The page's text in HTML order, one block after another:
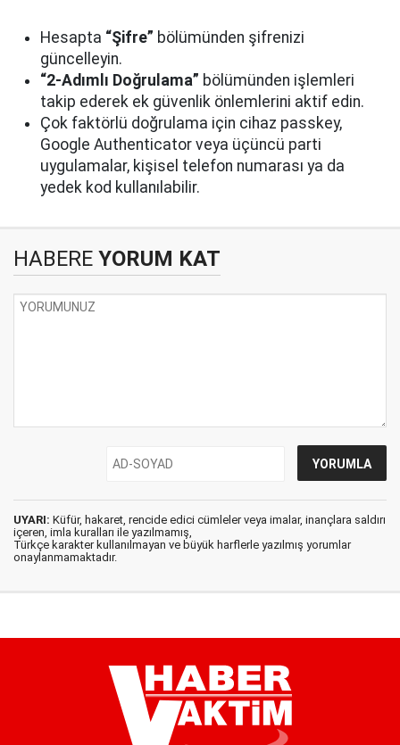
Hesapta “Şifre” bölümünden şifrenizi
güncelleyin.
“2-Adımlı Doğrulama” bölümünden işlemleri
takip ederek ek güvenlik önlemlerini aktif edin.
Çok faktörlü doğrulama için cihaz passkey,
Google Authenticator veya üçüncü parti
uygulamalar, kişisel telefon numarası ya da
yedek kod kullanılabilir.
HABERE YORUM KAT
UYARI: Küfür, hakaret, rencide edici cümleler veya imalar, inançlara saldırı
içeren, imla kuralları ile yazılmamış,
Türkçe karakter kullanılmayan ve büyük harflerle yazılmış yorumlar
onaylanmamaktadır.